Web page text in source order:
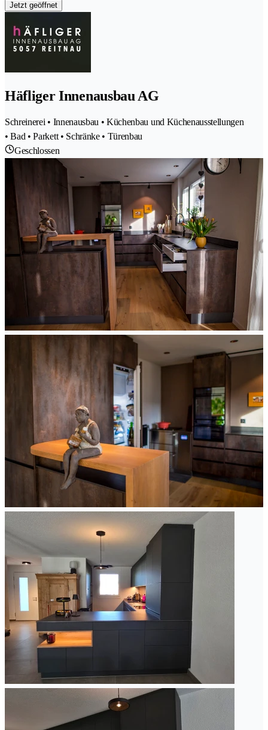
Jetzt geöffnet
Häfliger Innenausbau AG
Schreinerei • Innenausbau • Küchenbau und Küchenausstellungen
• Bad • Parkett • Schränke • Türenbau
Geschlossen